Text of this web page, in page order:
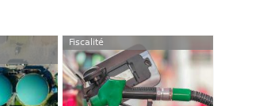
Fiscalité